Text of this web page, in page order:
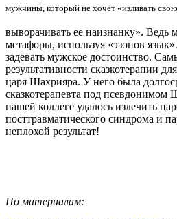
мужчины, который не хочет «изливать
выворачивать ее наизнанку». Ведь
метафоры, используя «эзопов
задевать мужское достоинство.
результативности сказкотерапии
царя Шахрияра. У него была
сказкотерапевта под псевдонимом
нашей коллеге удалось излечить
посттравматического синдрома и
неплохой результат!
По материалам: